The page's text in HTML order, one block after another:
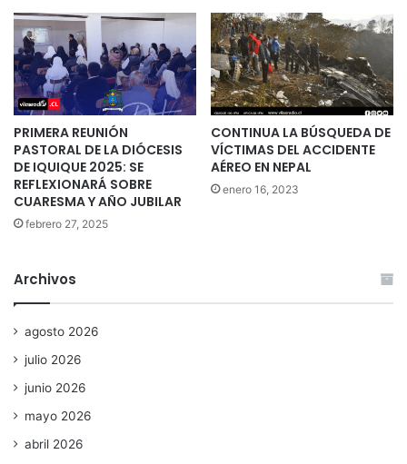
PRIMERA REUNIÓN
PASTORAL DE LA DIÓCESIS
DE IQUIQUE 2025: SE
REFLEXIONARÁ SOBRE
CUARESMA Y AÑO JUBILAR
febrero 27, 2025
CONTINUA LA BÚSQUEDA DE
VÍCTIMAS DEL ACCIDENTE
AÉREO EN NEPAL
enero 16, 2023
Archivos
agosto 2026
julio 2026
junio 2026
mayo 2026
abril 2026